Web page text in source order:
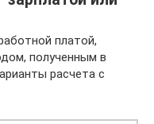
платой,
полученным в
расчета с